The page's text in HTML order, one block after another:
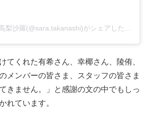
Sara Takanashi / 高梨沙羅(@sara.takanashi)がシェアした投稿
てくれた有希さん、幸椰さん、陵侑、
メンバーの皆さま、スタッフの皆さま
きません。」と感謝の文の中でもしっ
れています。